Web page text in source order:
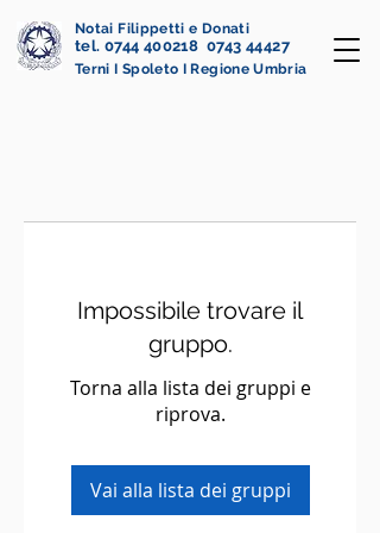
Notai Filippetti e Donati
tel. 0744 400218 0743 44427
Terni I Spoleto I Regione Umbria
Impossibile trovare il
gruppo.
Torna alla lista dei gruppi e
riprova.
Vai alla lista dei gruppi